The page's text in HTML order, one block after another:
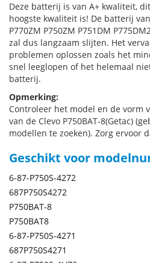
Deze batterij is van A+ kwaliteit,
hoogste kwaliteit is! De batterij
P770ZM P750ZM P751DM
zal dus langzaam slijten. Het
problemen oplossen zoals het
snel leeglopen of het helemaal
batterij.
Opmerking:
Controleer het model en de vorm
van de Clevo P750BAT-8(Getac)
modellen te zoeken). Zorg ervoor
Geschikt voor
6-87-P750S-4272
687P750S4272
P750BAT-8
P750BAT8
6-87-P750S-4271
687P750S4271